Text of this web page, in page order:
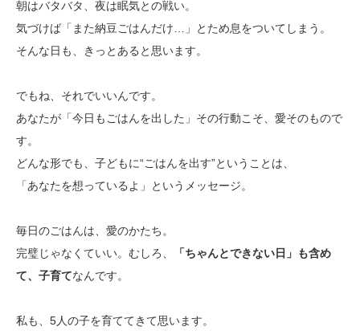
朝はバタバタ、夜は眠気との戦い。
気づけば「また納豆ごはんだけ…」とため息をついてしまう。
そんな日も、きっとあると思います。
でもね、それでいいんです。
あなたが「今日もごはんを出した」その行動こそ、愛そのもので
す。
どんな形でも、子どもに“ごはんを出す”ということは、
「あなたを想っているよ」というメッセージ。
毎日のごはんは、愛のかたち。
完璧じゃなくていい。むしろ、
「ちゃんとできない日」も含め
て、子育てなんです。
私も、5人の子を育ててきて思います。